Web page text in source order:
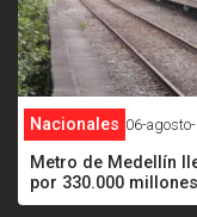
Nacionales 06-
Metro de Medellín
por 330.000